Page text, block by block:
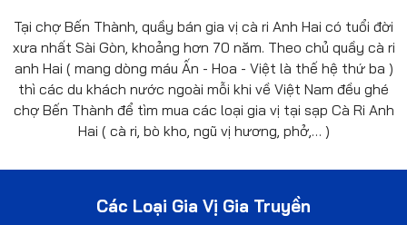
Tại chợ Bến Thành, quầy bán gia vị cà ri Anh Hai có tuổi đời
xưa nhất Sài Gòn, khoảng hơn 70 năm. Theo chủ quầy cà ri
anh Hai ( mang dòng máu Ấn - Hoa - Việt là thế hệ thứ ba )
thì các du khách nước ngoài mỗi khi về Việt Nam đều ghé
chợ Bến Thành để tìm mua các loại gia vị tại sạp Cà Ri Anh
Hai ( cà ri, bò kho, ngũ vị hương, phở,… )
Các Loại Gia Vị Gia Truyền